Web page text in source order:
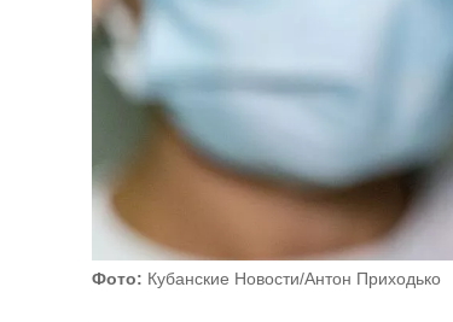
Фото: Кубанские Новости/Антон Приходько